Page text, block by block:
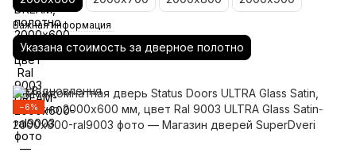
Важная информация
Указана стоимость за дверное полотно
−6%